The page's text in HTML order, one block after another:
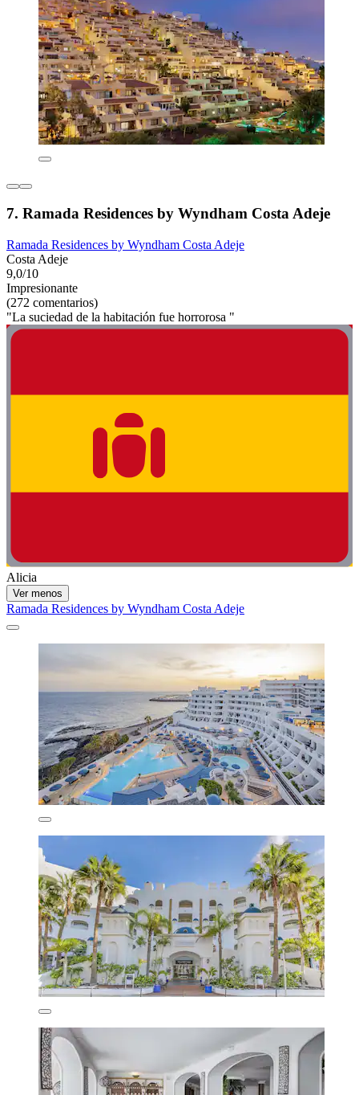
7. Ramada Residences by Wyndham Costa Adeje
Ramada Residences by Wyndham Costa Adeje
Costa Adeje
9,0/10
Impresionante
(272 comentarios)
"La suciedad de la habitación fue horrorosa "
Alicia
Ver menos
Ramada Residences by Wyndham Costa Adeje